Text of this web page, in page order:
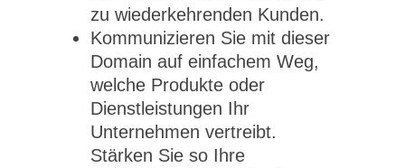
zu wiederkehrenden Kunden.
Kommunizieren Sie mit dieser
Domain auf einfachem Weg,
welche Produkte oder
Dienstleistungen Ihr
Unternehmen vertreibt.
Stärken Sie so Ihre